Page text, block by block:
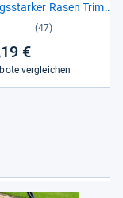
Rasen Trim­
(47)
€
vergleichen